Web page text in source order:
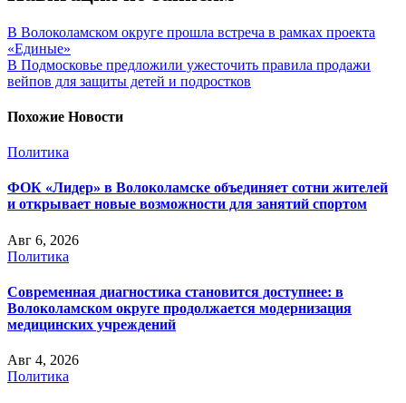
В Волоколамском округе прошла встреча в рамках проекта
«Единые»
В Подмосковье предложили ужесточить правила продажи
вейпов для защиты детей и подростков
Похожие Новости
Политика
ФОК «Лидер» в Волоколамске объединяет сотни жителей
и открывает новые возможности для занятий спортом
Авг 6, 2026
Политика
Современная диагностика становится доступнее: в
Волоколамском округе продолжается модернизация
медицинских учреждений
Авг 4, 2026
Политика